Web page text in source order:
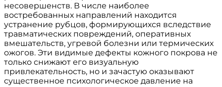
несовершенств. В числе наиболее
востребованных направлений находится
устранение рубцов, формирующихся вследствие
травматических повреждений, оперативных
вмешательств, угревой болезни или термических
ожогов. Эти видимые дефекты кожного покрова не
только снижают его визуальную
привлекательность, но и зачастую оказывают
существенное психологическое давление на